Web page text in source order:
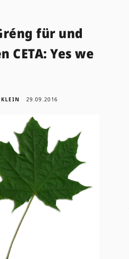
für und
CETA: Yes we
KLEIN 29.09.2016